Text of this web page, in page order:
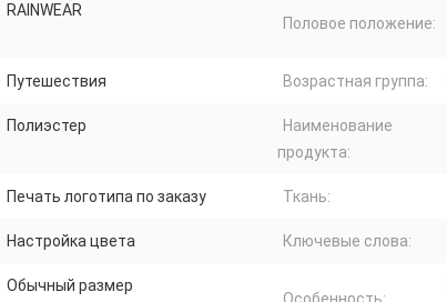
RAINWEAR
Половое положение:
Путешествия Возрастная группа:
Полиэстер
Наименование
продукта:
Печать логотипа по заказу Ткань:
Настройка цвета Ключевые слова:
Обычный размер